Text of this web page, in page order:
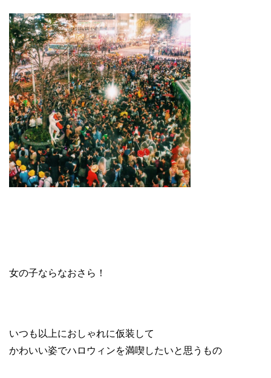
女の子ならなおさら！
いつも以上におしゃれに仮装して
かわいい姿でハロウィンを満喫したいと思うもの